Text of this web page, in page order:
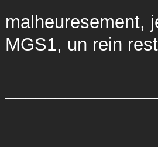
malheuresement,
MGS1, un rein